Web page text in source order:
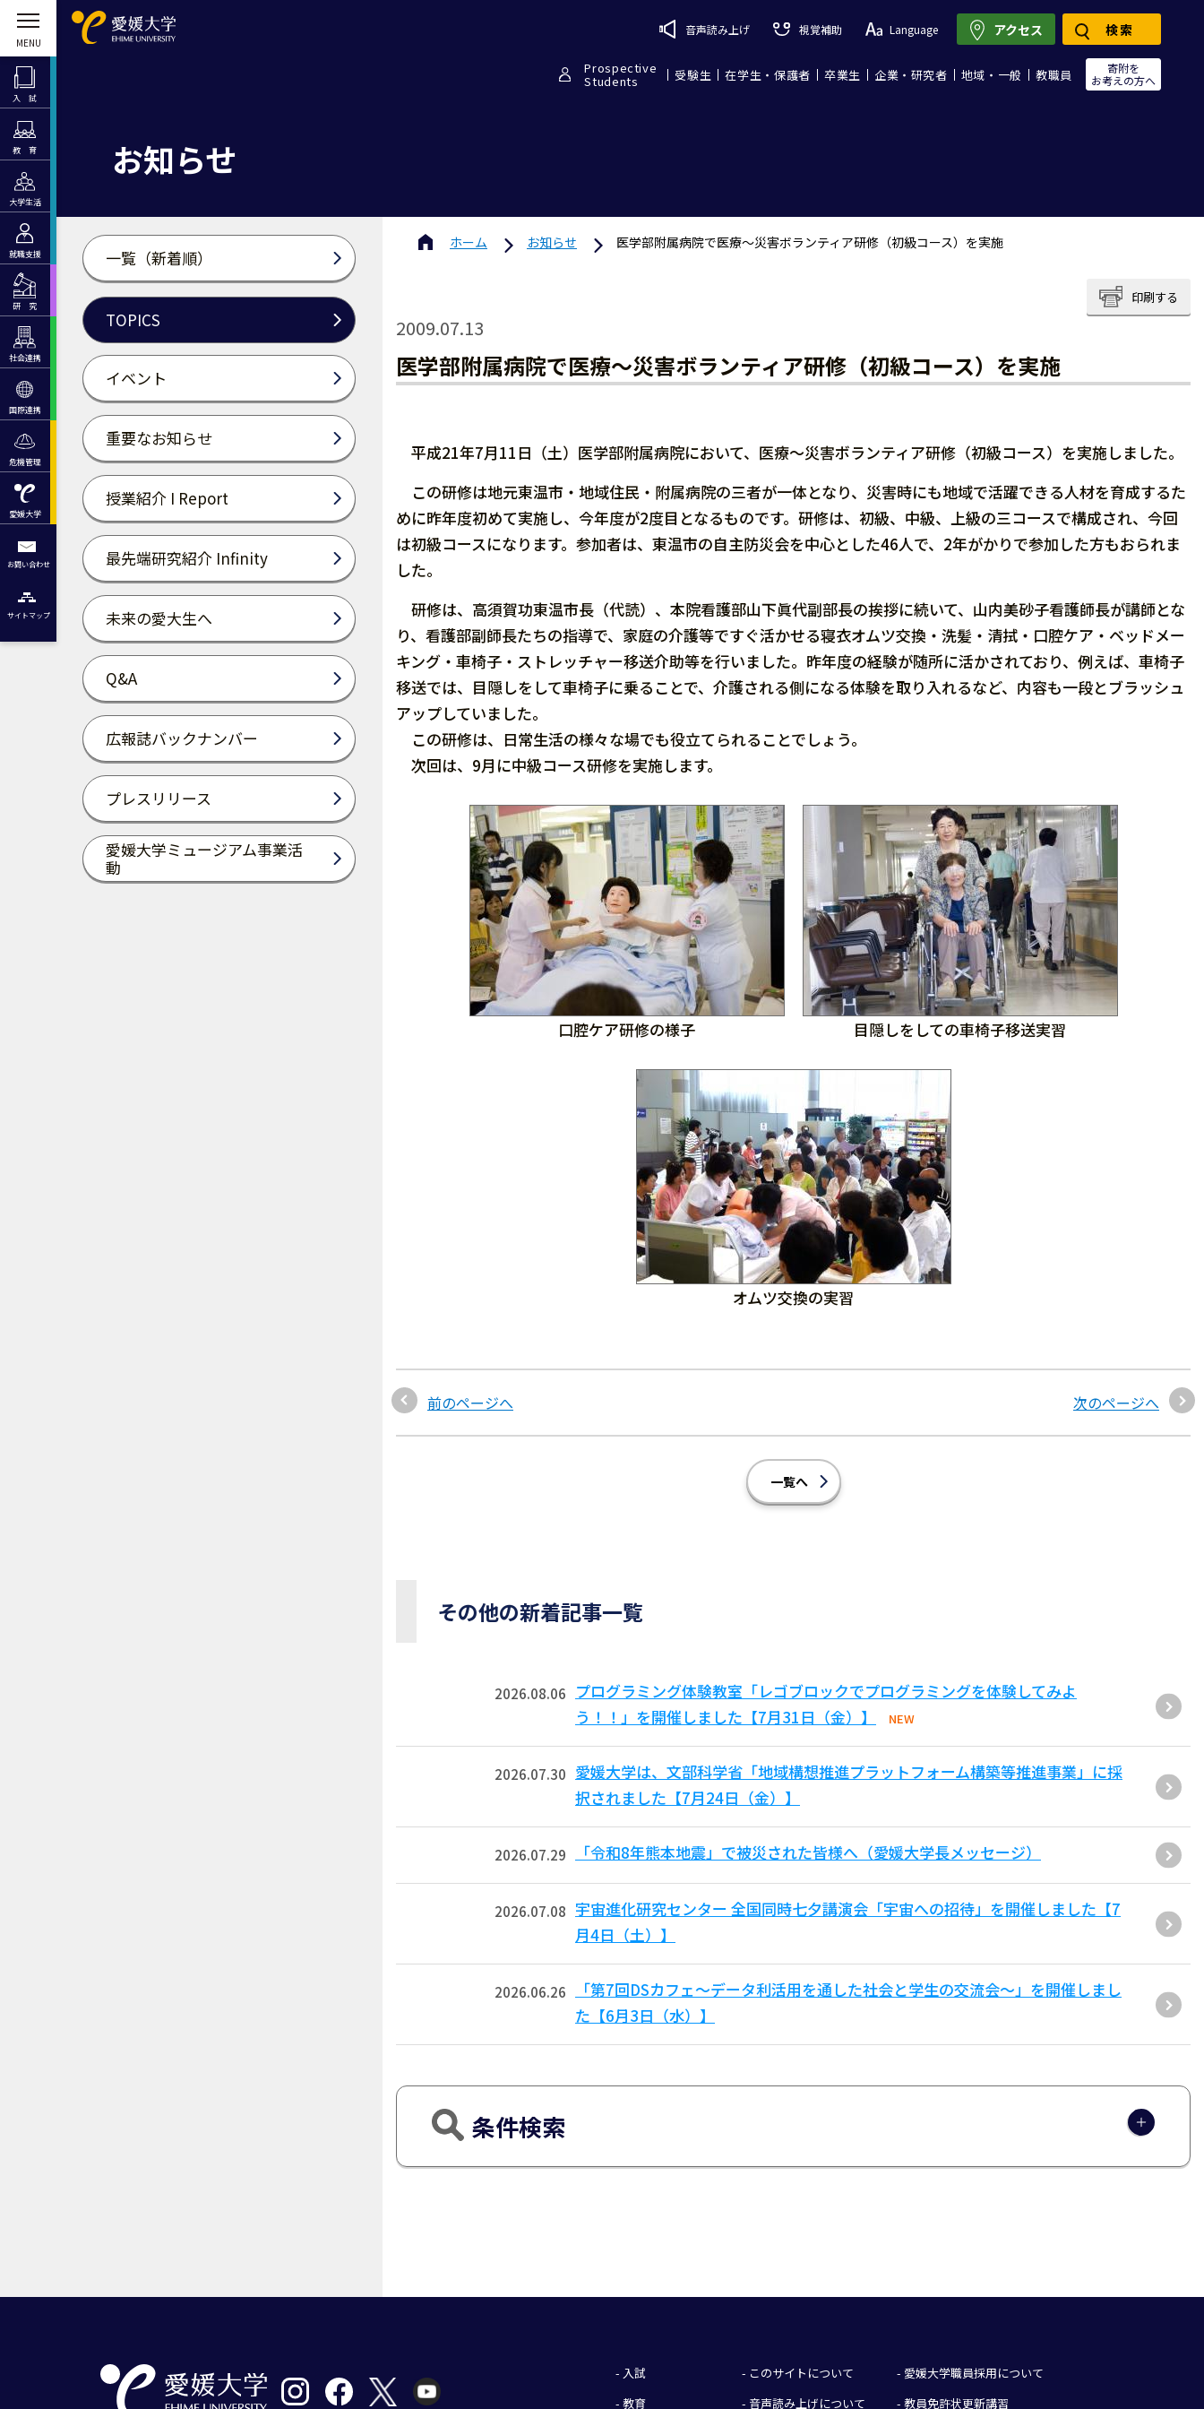
入 試
教 育
大学生活
就職支援
研 究
社会連携
国際連携
危機管理
愛媛大学
お問い合わせ
サイトマップ
音声読み上げ 視覚補助 Language
Prospective
Students 受験生 在学生・保護者 卒業生 企業・研究者 地域・一般 教職員
寄附を
お考えの方へ
アクセス 検索
お知らせ
一覧（新着順）
TOPICS
イベント
重要なお知らせ
授業紹介 I Report
最先端研究紹介 Infinity
未来の愛大生へ
Q&A
広報誌バックナンバー
プレスリリース
愛媛大学ミュージアム事業活
動
ホーム お知らせ 医学部附属病院で医療〜災害ボランティア研修（初級コース）を実施
印刷する
2009.07.13
医学部附属病院で医療〜災害ボランティア研修（初級コース）を実施
平成21年7月11日（土）医学部附属病院において、医療〜災害ボランティア研修（初級コース）を実施しました。
この研修は地元東温市・地域住民・附属病院の三者が一体となり、災害時にも地域で活躍できる人材を育成するた
めに昨年度初めて実施し、今年度が2度目となるものです。研修は、初級、中級、上級の三コースで構成され、今回
は初級コースになります。参加者は、東温市の自主防災会を中心とした46人で、2年がかりで参加した方もおられま
した。
研修は、高須賀功東温市長（代読）、本院看護部山下眞代副部長の挨拶に続いて、山内美砂子看護師長が講師とな
り、看護部副師長たちの指導で、家庭の介護等ですぐ活かせる寝衣オムツ交換・洗髪・清拭・口腔ケア・ベッドメー
キング・車椅子・ストレッチャー移送介助等を行いました。昨年度の経験が随所に活かされており、例えば、車椅子
移送では、目隠しをして車椅子に乗ることで、介護される側になる体験を取り入れるなど、内容も一段とブラッシュ
アップしていました。
この研修は、日常生活の様々な場でも役立てられることでしょう。
次回は、9月に中級コース研修を実施します。
口腔ケア研修の様子 目隠しをしての車椅子移送実習
オムツ交換の実習
前のページへ 次のページへ
一覧へ
その他の新着記事一覧
2026.08.06
プログラミング体験教室「レゴブロックでプログラミングを体験してみよ
う！！」を開催しました【7月31日（金）】
NEW
2026.07.30 愛媛大学は、文部科学省「地域構想推進プラットフォーム構築等推進事業」に採
択されました【7月24日（金）】
2026.07.29 「令和8年熊本地震」で被災された皆様へ（愛媛大学長メッセージ）
2026.07.08 宇宙進化研究センター 全国同時七夕講演会「宇宙への招待」を開催しました【7
月4日（土）】
2026.06.26
「第7回DSカフェ〜データ利活用を通した社会と学生の交流会〜」を開催しまし
た【6月3日（水）】
条件検索
- 入試
- 教育
- このサイトについて
- 音声読み上げについて
- 愛媛大学職員採用について
- 教員免許状更新講習